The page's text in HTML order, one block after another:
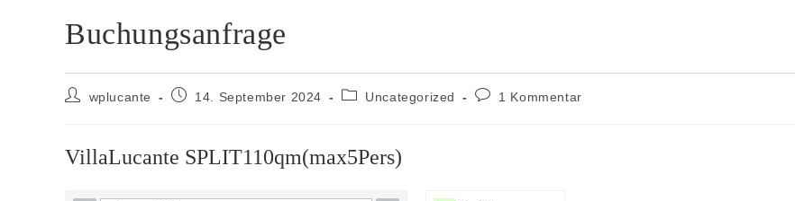
Buchungsanfrage
wplucante 14. September 2024 Uncategorized 1 Kommentar
VillaLucante SPLIT110qm(max5Pers)